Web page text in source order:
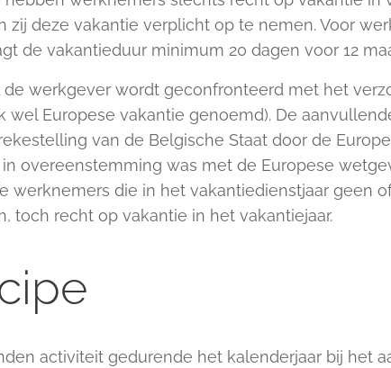
zij deze vakantie verplicht op te nemen. Voor
de vakantieduur minimum 20 dagen voor 12
werkgever wordt geconfronteerd met het
wel Europese vakantie genoemd). De
van de Belgische Staat door de
overeenstemming was met de Europese
werknemers die in het vakantiedienstjaar geen
toch recht op vakantie in het vakantiejaar.
activiteit gedurende het kalenderjaar bij het